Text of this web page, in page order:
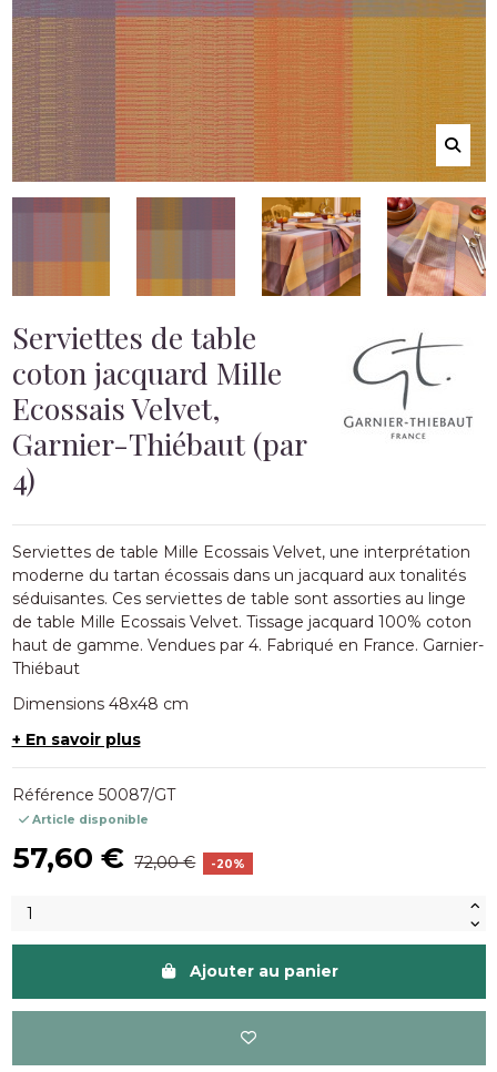
Serviettes de table
coton jacquard Mille
Ecossais Velvet,
Garnier-Thiébaut (par
4)
Serviettes de table Mille Ecossais Velvet, une interprétation
moderne du tartan écossais dans un jacquard aux tonalités
séduisantes. Ces serviettes de table sont assorties au linge
de table Mille Ecossais Velvet. Tissage jacquard 100% coton
haut de gamme. Vendues par 4. Fabriqué en France. Garnier-
Thiébaut
Dimensions 48x48 cm
+ En savoir plus
Référence 50087/GT
Article disponible
57,60 € 72,00 € -20%
Ajouter au panier